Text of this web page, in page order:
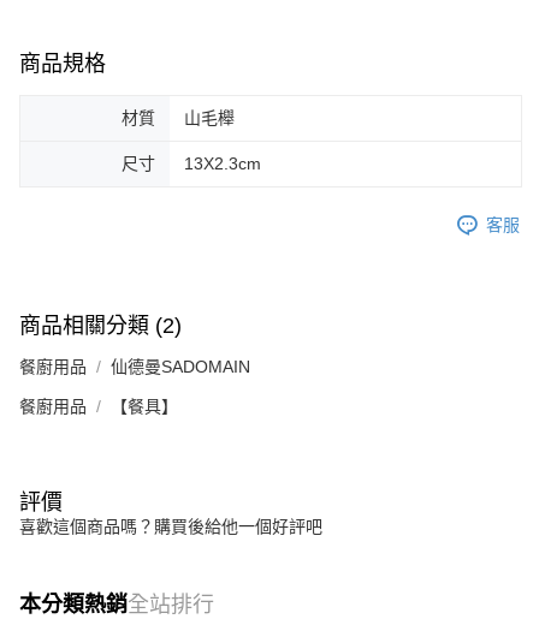
商品規格
材質 山毛櫸
尺寸 13X2.3cm
客服
商品相關分類 (2)
餐廚用品 仙德曼SADOMAIN
餐廚用品 【餐具】
評價
喜歡這個商品嗎？購買後給他一個好評吧
本分類熱銷全站排行